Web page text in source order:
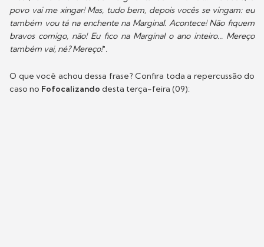
povo vai me xingar! Mas, tudo bem, depois vocês se vingam: eu
também vou tá na enchente na Marginal. Acontece! Não fiquem
bravos comigo, não! Eu fico na Marginal o ano inteiro... Mereço
também vai, né? Mereço!".
O que você achou dessa frase? Confira toda a repercussão do
caso no Fofocalizando desta terça-feira (09):